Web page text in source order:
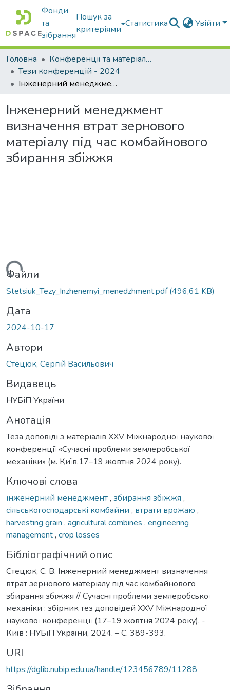
Фонди
та
зібрання
Пошук за
критеріями
Статистика Увійти
Головна
Конференції та матеріали конференцій
Тези конференцій - 2024
Інженерний менеджмент визначення втрат зернового матеріалу під час комбайнового збирання збіжжя
Інженерний менеджмент
визначення втрат зернового
матеріалу під час комбайнового
збирання збіжжя
Файли
Stetsiuk_Tezy_Inzhenernyi_menedzhment.pdf(496,61 KB)
Дата
2024-10-17
Автори
Стецюк, Сергій Васильович
Видавець
НУБіП України
Анотація
Теза доповіді з матеріалів XХV Міжнародної наукової
конференції «Сучасні проблеми землеробської
механіки» (м. Київ,17–19 жовтня 2024 року).
Ключові слова
інженерний менеджмент, збирання збіжжя ,
сільськогосподарські комбайни , втрати врожаю ,
harvesting grain , agricultural combines , engineering
management, crop losses
Бібліографічний опис
Стецюк, С. В. Інженерний менеджмент визначення
втрат зернового матеріалу під час комбайнового
збирання збіжжя // Сучасні проблеми землеробської
механіки : збірник тез доповідей XХV Міжнародної
наукової конференції (17–19 жовтня 2024 року). -
Київ : НУБіП України, 2024. – С. 389-393.
URI
https://dglib.nubip.edu.ua/handle/123456789/11288